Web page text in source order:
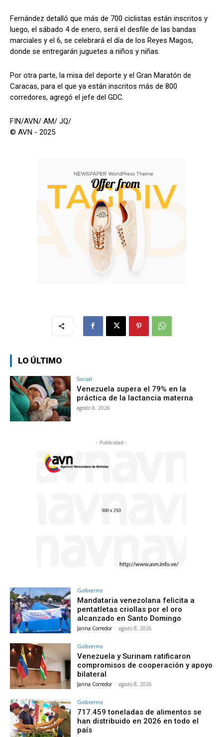
Fernández detalló que más de 700 ciclistas están inscritos y
luego, el sábado 4 de enero, será el desfile de las bandas
marciales y el 6, se celebrará el día de los Reyes Magos,
donde se entregarán juguetes a niños y niñas.
Por otra parte, la misa del deporte y el Gran Maratón de
Caracas, para el que ya están inscritos más de 800
corredores, agregó el jefe del GDC.
FIN/AVN/ AM/ JQ/
© AVN - 2025
LO ÚLTIMO
Social
Venezuela supera el 79% en la
práctica de la lactancia materna
agosto 8, 2026
- Publicidad -
Gobierno
Mandataria venezolana felicita a
pentatletas criollas por el oro
alcanzado en Santo Domingo
Janna Corredor - agosto 8, 2026
Gobierno
Venezuela y Surinam ratificaron
compromisos de cooperación y apoyo
bilateral
Janna Corredor - agosto 8, 2026
Gobierno
717.459 toneladas de alimentos se
han distribuido en 2026 en todo el
país